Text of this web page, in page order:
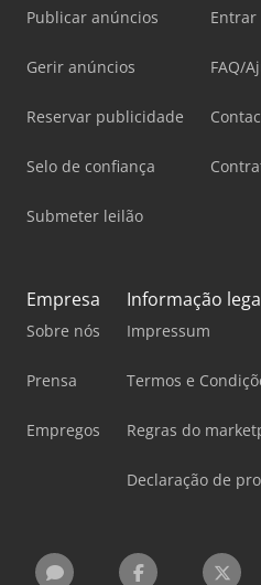
Publicar anúncios
Gerir anúncios
Reservar publicidade
Selo de confiança
Submeter leilão
Entrar
FAQ/
Empresa
Sobre nós
Prensa
Empregos
Informação
Impressum
Termos e
Regras do
Declaração de